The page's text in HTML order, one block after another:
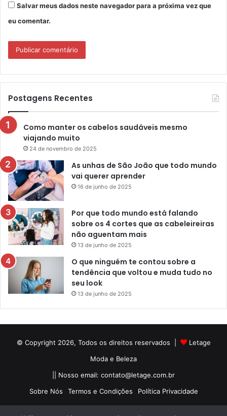
Salvar meus dados neste navegador para a próxima vez que
eu comentar.
Postagens Recentes
Como manter os cabelos saudáveis mesmo
viajando muito
24 de novembro de 2025
As unhas de São João que todo mundo
vai querer aprender
16 de junho de 2025
Por que todo mundo está falando
sobre os 4 cortes que as cabeleireiras
não aguentam mais
13 de junho de 2025
O que ninguém te contou sobre a
tendência que voltou e muda tudo no
seu look
13 de junho de 2025
© Copyright 2026, Todos os direitos reservados |
Letage
Moda e Beleza
|| Nosso email: contato@letage.com.br
Sobre Nós
Termos e Condições Política Privacidade